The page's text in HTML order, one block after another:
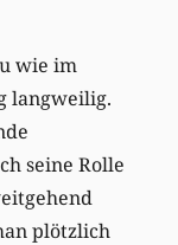
wie im
langweilig.
seine Rolle
plötzlich